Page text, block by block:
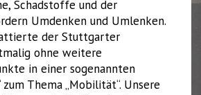
Schadstoffe und der
Umdenken und Umlenken.
der Stuttgarter
ohne weitere
in einer sogenannten
Thema „Mobilität“. Unsere